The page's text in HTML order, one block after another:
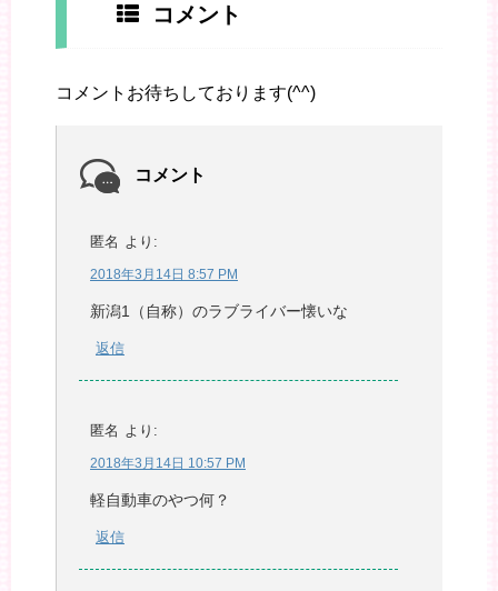
コメント
コメントお待ちしております(^^)
コメント
匿名 より:
2018年3月14日 8:57 PM
新潟1（自称）のラブライバー懐いな
返信
匿名 より:
2018年3月14日 10:57 PM
軽自動車のやつ何？
返信